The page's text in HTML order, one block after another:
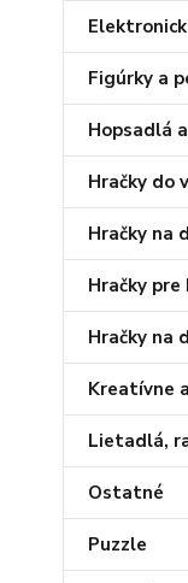
Figúrky a
Hopsadlá
Hračky do
Hračky na
Hračky
Hračky na
Kreatívne
Lietadlá,
Ostatné
Puzzle